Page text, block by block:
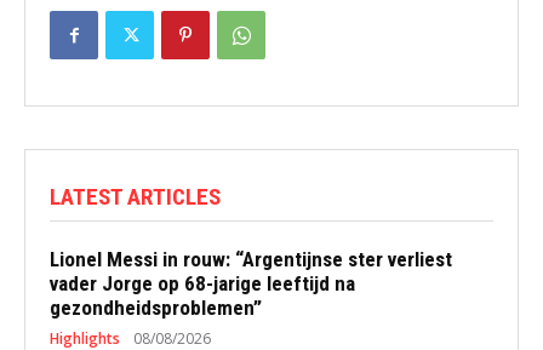
LATEST ARTICLES
Lionel Messi in rouw: “Argentijnse ster verliest
vader Jorge op 68-jarige leeftijd na
gezondheidsproblemen”
Highlights 08/08/2026